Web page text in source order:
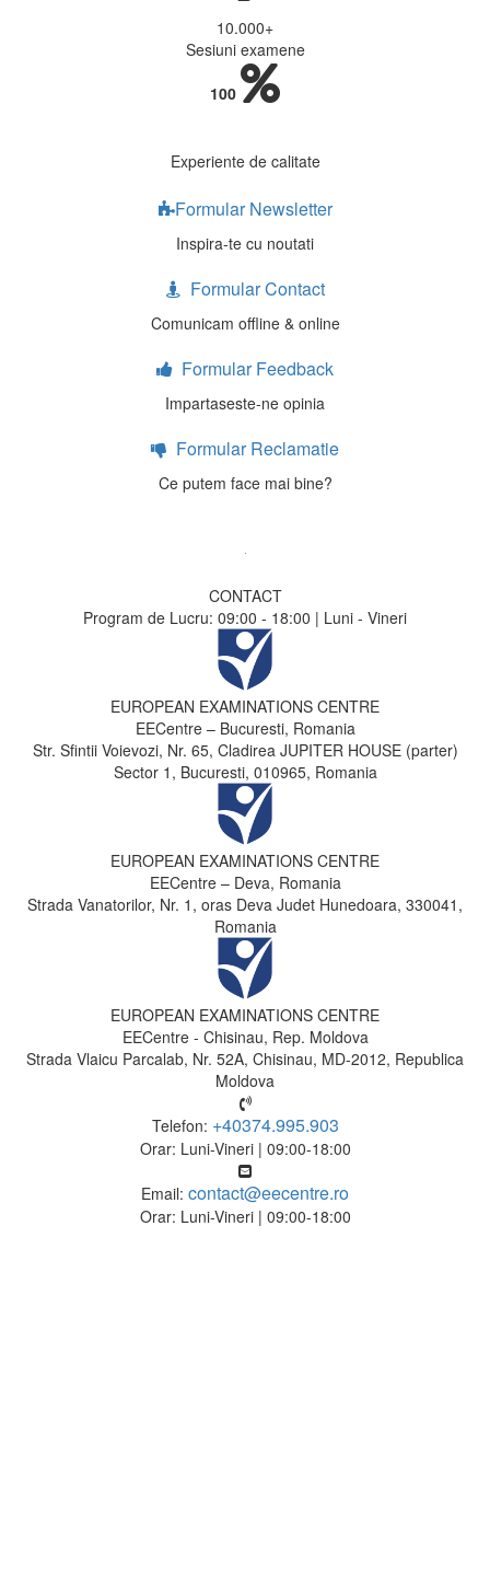
10.000+
Sesiuni examene
100
Experiente de calitate
Formular Newsletter
Inspira-te cu noutati
Formular Contact
Comunicam offline & online
Formular Feedback
Impartaseste-ne opinia
Formular Reclamatie
Ce putem face mai bine?
CONTACT
Program de Lucru: 09:00 - 18:00 | Luni - Vineri
EUROPEAN EXAMINATIONS CENTRE
EECentre – Bucuresti, Romania
Str. Sfintii Voievozi, Nr. 65, Cladirea JUPITER HOUSE (parter)
Sector 1, Bucuresti, 010965, Romania
EUROPEAN EXAMINATIONS CENTRE
EECentre – Deva, Romania
Strada Vanatorilor, Nr. 1, oras Deva Judet Hunedoara, 330041,
Romania
EUROPEAN EXAMINATIONS CENTRE
EECentre - Chisinau, Rep. Moldova
Strada Vlaicu Parcalab, Nr. 52A, Chisinau, MD-2012, Republica
Moldova
Telefon: +40374.995.903
Orar: Luni-Vineri | 09:00-18:00
Email: contact@eecentre.ro
Orar: Luni-Vineri | 09:00-18:00